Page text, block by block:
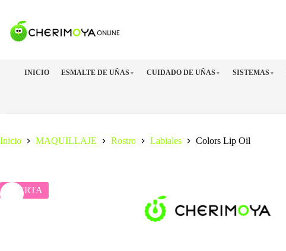
contenido
INICIO ESMALTE DE UÑAS ▼ CUIDADO DE UÑAS ▼ SISTEMAS ▼
Inicio MAQUILLAJE Rostro Labiales Colors Lip Oil
OFERTA